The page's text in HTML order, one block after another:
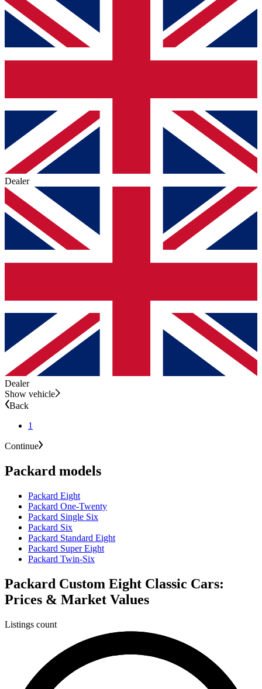
Dealer
Dealer
Show vehicle
Back
1
Continue
Packard models
Packard Eight
Packard One-Twenty
Packard Single Six
Packard Six
Packard Standard Eight
Packard Super Eight
Packard Twin-Six
Packard Custom Eight Classic Cars:
Prices & Market Values
Listings count